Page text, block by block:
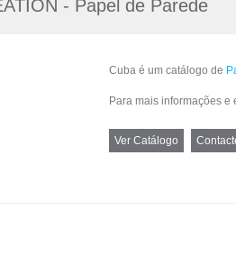
- Papel de Parede
Cuba é um catálogo de
Para mais informações e
Ver Catálogo